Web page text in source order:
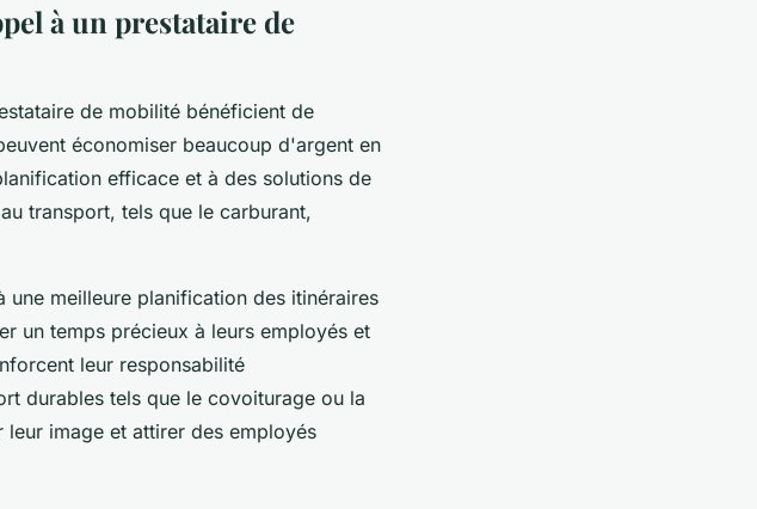
à un prestataire de
de mobilité bénéficient de
économiser beaucoup d'argent en
efficace et à des solutions de
transport, tels que le carburant,
meilleure planification des itinéraires
un temps précieux à leurs employés et
leur responsabilité
durables tels que le covoiturage ou la
image et attirer des employés